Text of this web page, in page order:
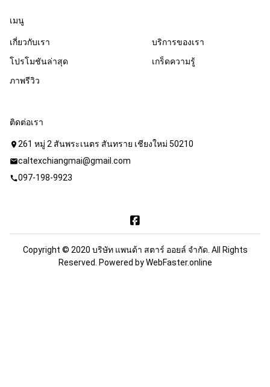
เมนู
เกี่ยวกับเรา
บริการของเรา
โปรโมชันล่าสุด
เกร็ดความรู้
ภาพรีวิว
ติดต่อเรา
location_on 261 หมู่ 2 สันพระเนตร สันทราย เชียงใหม่ 50210
mailcaltexchiangmai@gmail.com
call097-198-9923
Copyright © 2020 บริษัท แพนด้า สตาร์ ออยล์ จำกัด. All Rights
Reserved. Powered byWebFaster.online